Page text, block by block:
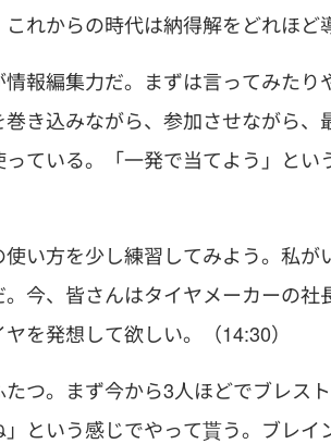
れからの時代は納得解をどれほど
報編集力だ。まずは言ってみた
き込みながら、参加させながら
ている。「一発で当てよう」と
い方を少し練習してみよう。私
今、皆さんはタイヤメーカーの
を発想して欲しい。（14:30）
つ。まず今から3人ほどでブレス
という感じでやって貰う。ブレ